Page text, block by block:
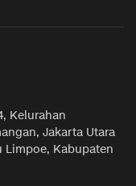
Kelurahan
Jakarta Utara
Limpoe, Kabupaten